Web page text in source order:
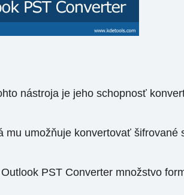
nástroja je jeho schopnosť
umožňuje konvertovať šifrované
PST Converter množstvo